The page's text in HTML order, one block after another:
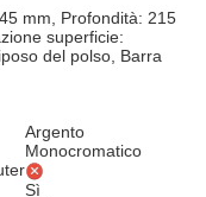
mm, Profondità: 215
superficie:
del polso, Barra
Argento
Monocromatico
Sì